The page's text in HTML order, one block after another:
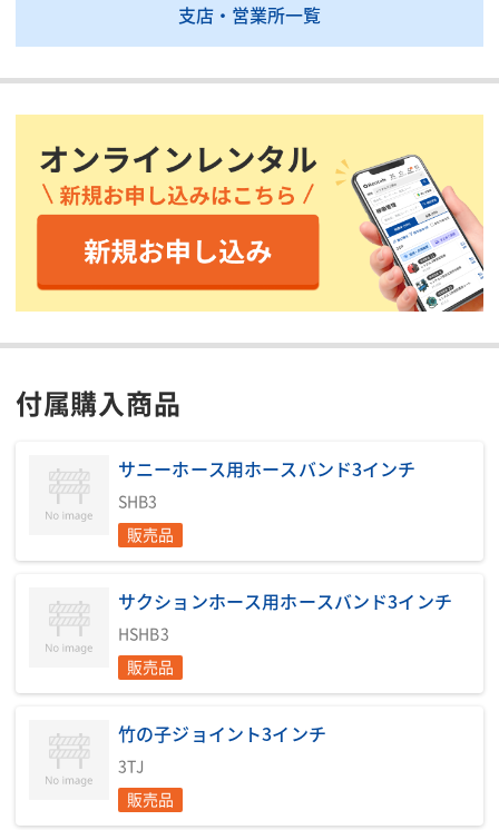
付属品：ホースバンド類(CD:SHB3/HSHB3)、ジョイント類
(CD:3TJ/3LHN)も販売しております。別途ご注文願います。
印刷用ページ
支店・営業所一覧
付属購入商品
サニーホース用ホースバンド3インチ
SHB3
販売品
サクションホース用ホースバンド3インチ
HSHB3
販売品
竹の子ジョイント3インチ
3TJ
販売品